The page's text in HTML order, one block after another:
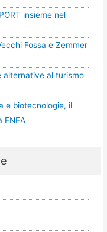
insieme nel
Fossa e Zemmer
alternative al turismo
e biotecnologie, il
ENEA